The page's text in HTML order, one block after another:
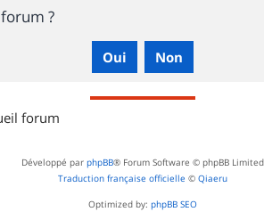
?
forum
Développé par phpBB® Forum Software © phpBB Limited
Traduction française officielle © Qiaeru
Optimized by: phpBB SEO